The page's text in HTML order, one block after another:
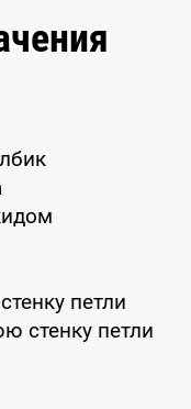
петли
стенку петли